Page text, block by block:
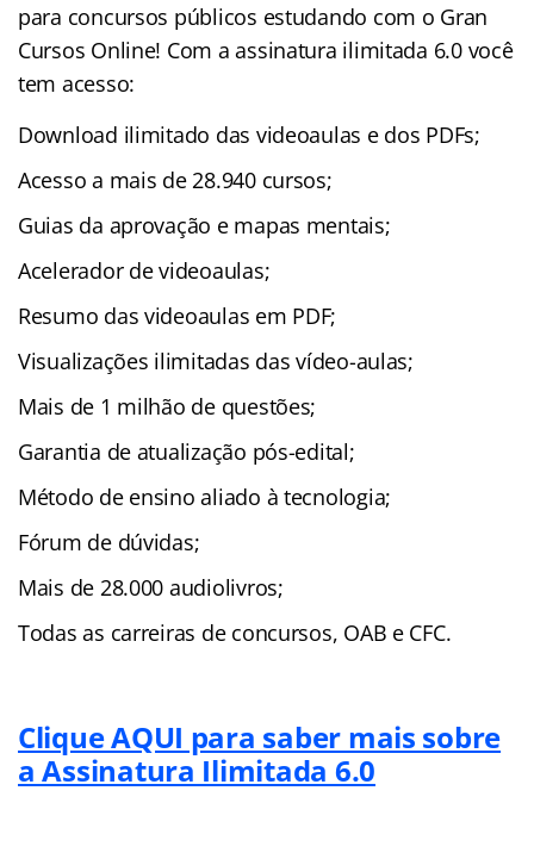
para concursos públicos estudando com o Gran
Cursos Online! Com a assinatura ilimitada 6.0 você
tem acesso:
Download ilimitado das videoaulas e dos PDFs;
Acesso a mais de 28.940 cursos;
Guias da aprovação e mapas mentais;
Acelerador de videoaulas;
Resumo das videoaulas em PDF;
Visualizações ilimitadas das vídeo-aulas;
Mais de 1 milhão de questões;
Garantia de atualização pós-edital;
Método de ensino aliado à tecnologia;
Fórum de dúvidas;
Mais de 28.000 audiolivros;
Todas as carreiras de concursos, OAB e CFC.
Clique AQUI para saber mais sobre
a Assinatura Ilimitada 6.0